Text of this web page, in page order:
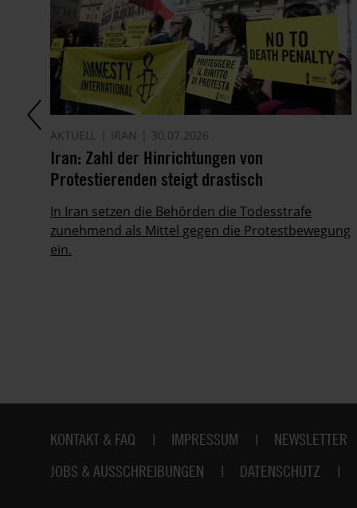
AKTUELL IRAN 30.07.2026
Iran: Zahl der Hinrichtungen von
Protestierenden steigt drastisch
In Iran setzen die Behörden die Todesstrafe
zunehmend als Mittel gegen die Protestbewegung
ein.
Fußbereich
KONTAKT & FAQ IMPRESSUM NEWSLETTER
JOBS & AUSSCHREIBUNGEN
DATENSCHUTZ